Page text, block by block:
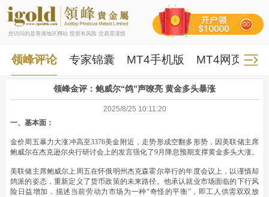
您访问的是香港地区网站 投资有风险 交易需谨慎
领峰评论 专家锦囊 MT4手机版 MT4网页版
领峰金评：鲍威尔“鸽”声嘹亮 黄金多头暴涨
2025/8/25 10:11:20
一、基本面：
金价周五暴力大涨冲高至3376美金附近，走势形成空翻多形势，因美联储主席
鲍威尔在杰克逊尔央行研讨会上的发言强化了9月降息预期支撑黄金多头大涨。
美联储主席鲍威尔上周五在怀俄明州杰克森霍尔举行的年度会议上，以谨慎却
鸽派的姿态，重新定义了货币政策的未来路径。他承认就业市场面临的下行风
险日益增加，描述当前劳动力市场为一种“奇怪的平衡”，即工人供需双双放